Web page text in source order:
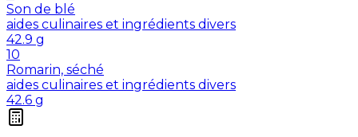
Son de blé
aides culinaires et ingrédients divers
42.9 g
10
Romarin, séché
aides culinaires et ingrédients divers
42.6 g